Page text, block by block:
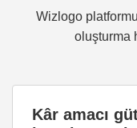
Wizlogo
oluşturma
Kâr amacı